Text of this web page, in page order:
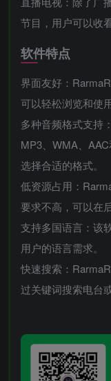
节目，用户可以收
软件特点
界面友好：
可以轻松浏览和使
多种音频格式支持
MP3、WMA、
选择合适的格式。
低资源占用：
要求不高，可以在
支持多国语言：该
用户的语言需求。
快速搜索：
过关键词搜索电台